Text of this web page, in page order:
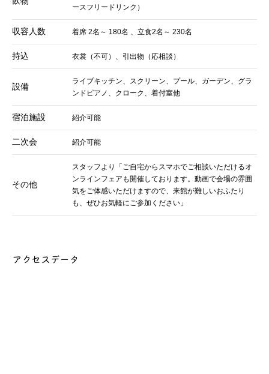
ースフリードリンク）
収容人数 着席 2名～ 180名 、立食2名～ 230名
持込 衣裳（不可）、引出物（応相談）
設備
ライブキッチン、スクリーン、プール、ガーデン、グラ
ンドピアノ、クローク、着付室他
宿泊施設 紹介可能
二次会 紹介可能
その他
スタッフより「ご自宅からスマホでご相談いただけるオ
ンラインフェアも開催しております。動画で会場の雰囲
気をご体感いただけますので、来館が難しいおふたり
も、ぜひお気軽にご参加ください」
アクセスデータ